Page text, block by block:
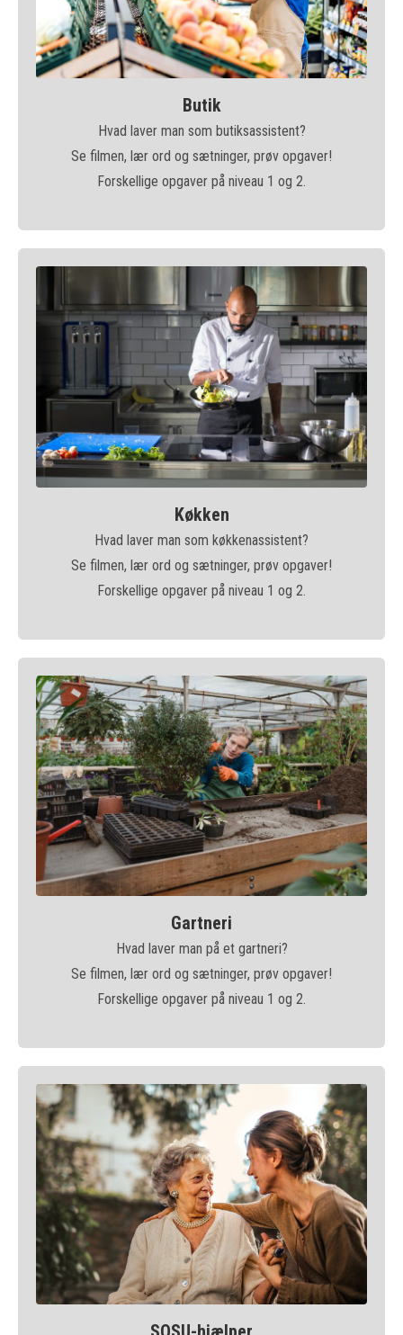
Butik
Hvad laver man som butiksassistent?
Se filmen, lær ord og sætninger, prøv opgaver!
Forskellige opgaver på niveau 1 og 2.
Køkken
Hvad laver man som køkkenassistent?
Se filmen, lær ord og sætninger, prøv opgaver!
Forskellige opgaver på niveau 1 og 2.
Gartneri
Hvad laver man på et gartneri?
Se filmen, lær ord og sætninger, prøv opgaver!
Forskellige opgaver på niveau 1 og 2.